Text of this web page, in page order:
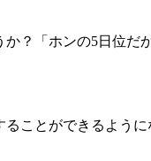
？「ホンの5日位だ
ことができるよう